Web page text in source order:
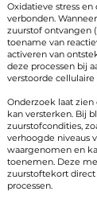
Oxidatieve stress
verbonden.
zuurstof ontvangen
toename van
activeren van
deze processen bij
verstoorde cellulaire
Onderzoek laat
kan versterken. Bij
zuurstofcondities,
verhoogde niveaus
waargenomen en
toenemen. Deze
zuurstoftekort
processen.